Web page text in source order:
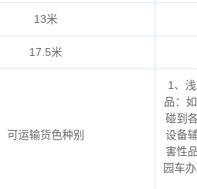
13米
17.5米
可运输货色种别
1、
品：
碰到
设备
害性
园车